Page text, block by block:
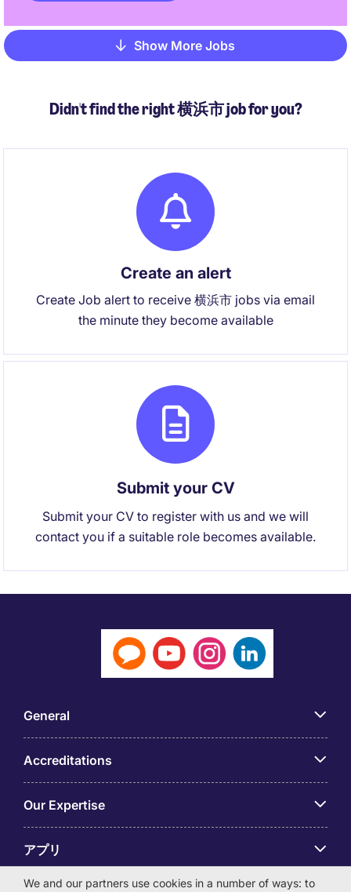
Pagination
Show More Jobs
Didn't find the right 横浜市 job for you?
Create an alert
Create Job alert to receive 横浜市 jobs via email
the minute they become available
Submit your CV
Submit your CV to register with us and we will
contact you if a suitable role becomes available.
General
Accreditations
Our Expertise
アプリ
We and our partners use cookies in a number of ways: to